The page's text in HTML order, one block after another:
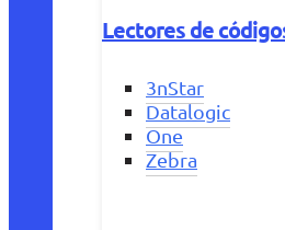
Lectores de
3nStar
Datalogic
One
Zebra